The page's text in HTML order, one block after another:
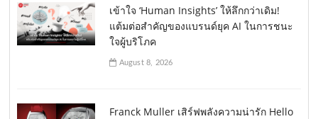
เข้าใจ ‘Human Insights’ ให้ลึกกว่าเดิม!
แต้มต่อสำคัญของแบรนด์ยุค AI ในการชนะ
ใจผู้บริโภค
August 8, 2026
Franck Muller เสิร์ฟพลังความน่ารัก Hello